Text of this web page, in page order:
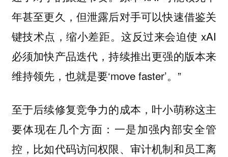
年甚至更久，但泄露后对手可以快速借鉴关
键技术点，缩小差距。这反过来会迫使 xAI
必须加快产品迭代，持续推出更强的版本来
维持领先，也就是要‘move faster’。”
至于后续修复竞争力的成本，叶小萌称这主
要体现在几个方面：一是加强内部安全管
控，比如代码访问权限、审计机制和员工离